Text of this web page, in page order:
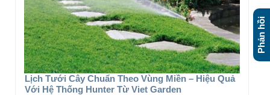
Lịch Tưới Cây Chuẩn Theo Vùng Miền – Hiệu Quả
Với Hệ Thống Hunter Từ Viet Garden
Phản hồi